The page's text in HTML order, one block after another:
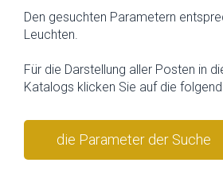
Den gesuchten Parametern
Leuchten.
Für die Darstellung aller Posten in
Katalogs klicken Sie auf die
die Parameter der Suche